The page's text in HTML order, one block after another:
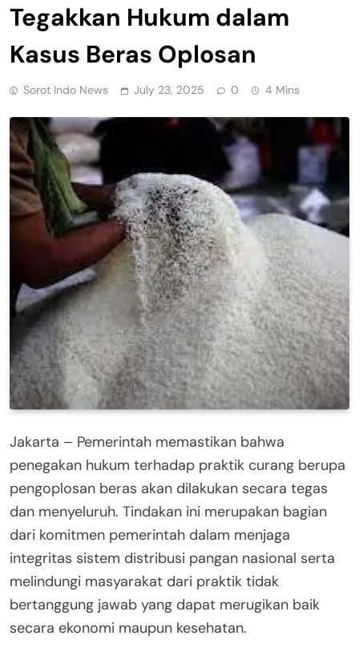
Tegakkan Hukum dalam
Kasus Beras Oplosan
Sorot Indo News July 23, 2025 0 4 Mins
Jakarta – Pemerintah memastikan bahwa
penegakan hukum terhadap praktik curang berupa
pengoplosan beras akan dilakukan secara tegas
dan menyeluruh. Tindakan ini merupakan bagian
dari komitmen pemerintah dalam menjaga
integritas sistem distribusi pangan nasional serta
melindungi masyarakat dari praktik tidak
bertanggung jawab yang dapat merugikan baik
secara ekonomi maupun kesehatan.